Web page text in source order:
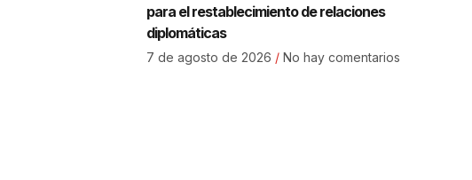
para el restablecimiento de relaciones
diplomáticas
7 de agosto de 2026 No hay comentarios